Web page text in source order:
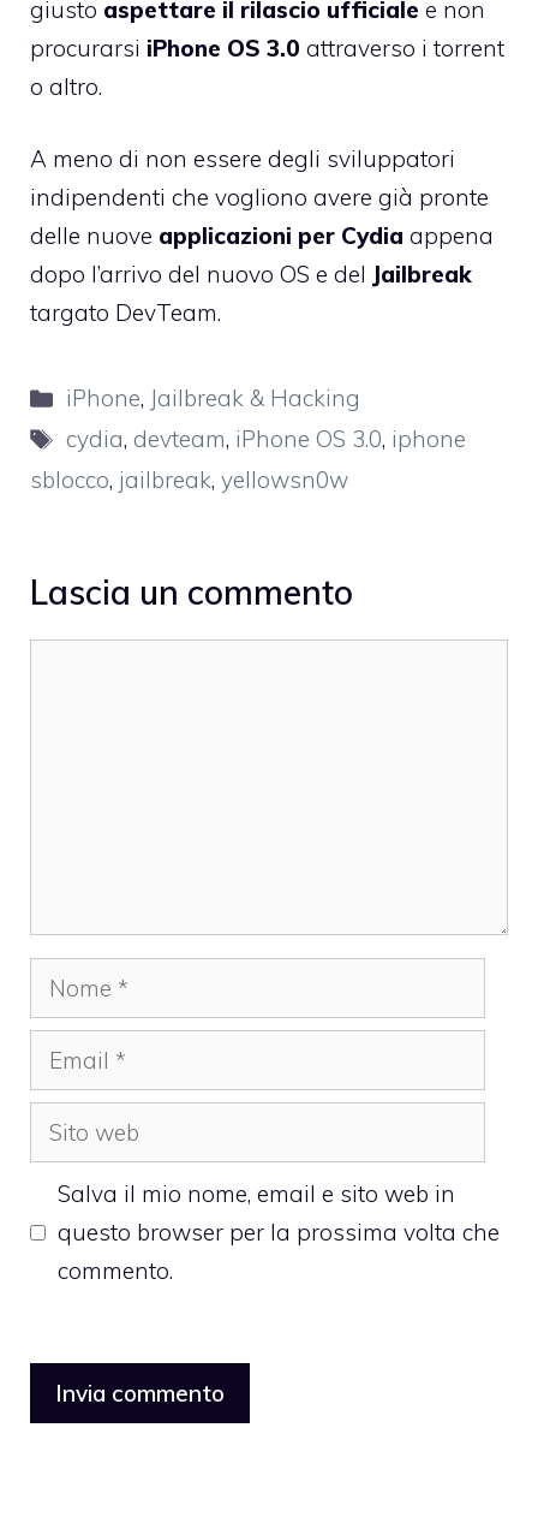
giusto aspettare il rilascio ufficiale e non
procurarsi iPhone OS 3.0 attraverso i torrent
o altro.
A meno di non essere degli sviluppatori
indipendenti che vogliono avere già pronte
delle nuove applicazioni per Cydia appena
dopo l’arrivo del nuovo OS e del Jailbreak
targato DevTeam.
Categorie
iPhone, Jailbreak & Hacking
Tag
cydia, devteam, iPhone OS 3.0, iphone
sblocco, jailbreak, yellowsn0w
Lascia un commento
Nome
Email
Sito
web
Salva il mio nome, email e sito web in
questo browser per la prossima volta che
commento.